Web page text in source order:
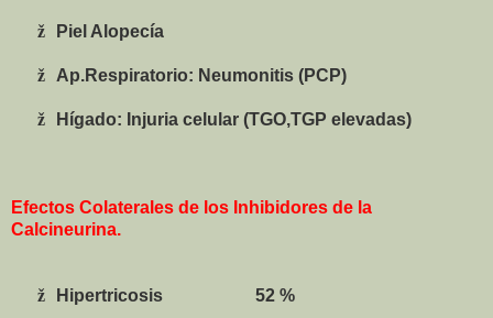
ž Piel Alopecía
ž Ap.Respiratorio: Neumonitis (PCP)
ž Hígado: Injuria celular (TGO,TGP elevadas)
Efectos Colaterales de los Inhibidores de la
Calcineurina.
ž Hipertricosis 52 %